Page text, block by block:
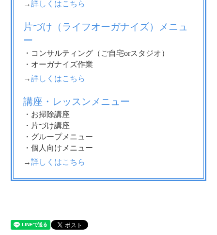
→詳しくはこちら
片づけ（ライフオーガナイズ）メニュ
ー
・コンサルティング（ご自宅orスタジオ）
・オーガナイズ作業
→詳しくはこちら
講座・レッスンメニュー
・お掃除講座
・片づけ講座
・グループメニュー
・個人向けメニュー
→詳しくはこちら